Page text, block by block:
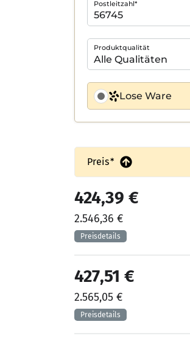
Lose Ware
Postleitzahl*
Produktqualität
Preis*
424,39 €
2.546,36 €
427,51 €
2.565,05 €